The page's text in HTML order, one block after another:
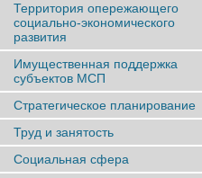
Территория опережающего
социально-экономического
развития
Имущественная поддержка
субъектов МСП
Стратегическое планирование
Труд и занятость
Социальная сфера